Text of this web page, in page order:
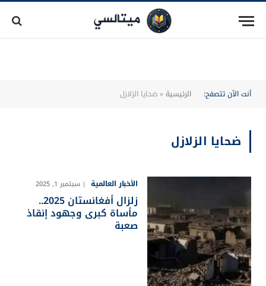
أنت الآن تتصفح: الرئيسية»ضحايا الزلازل
ضحايا الزلازل
الأخبار العالمية سبتمبر 1, 2025
زلزال أفغانستان 2025..
مأساة كبرى وجهود إنقاذ
صعبة